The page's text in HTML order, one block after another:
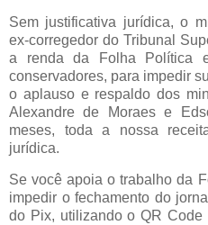
Sem justificativa jurídica, o
ex-corregedor do Tribunal
a renda da Folha Política
conservadores, para impedir
o aplauso e respaldo dos
Alexandre de Moraes e
meses, toda a nossa
jurídica.
Se você apoia o trabalho da
impedir o fechamento do
do Pix, utilizando o QR